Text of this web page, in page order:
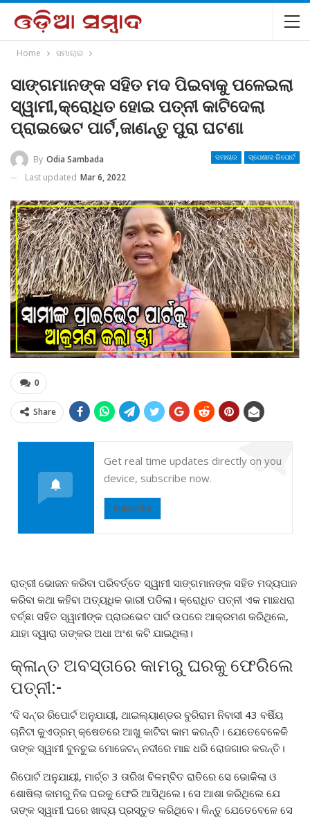
Home ସମାଚାର
ସାଙ୍ଗମାନଙ୍କ ସହିତ ମଦ ପିଇବାକୁ ପଳେଇଲା
ସ୍ୱାମୀ,କ୍ରୋଧିତ ହୋଇ ପତ୍ନୀ କାଟିଦେଲା
ପ୍ରାଇଭେଟ ପାର୍ଟ,ଜାଣନ୍ତୁ ପୁରା ଘଟଣା
ସମାଚାର ସ୍ପେଶାଲ ରିପୋର୍ଟ
By Odia Sambada
Last updated Mar 6, 2022
0
Share
Get real time updates directly on you
device, subscribe now.
Subscribe
ରାତ୍ରୀ ଭୋଜନ କରିବା ପରିବର୍ତ୍ତେ ସ୍ୱାମୀ ସାଙ୍ଗମାନଙ୍କ ସହିତ ମଦ୍ୟପାନ
କରିବା କଥା କହିବା ଅତ୍ୟଧିକ ଭାରୀ ପଡିଲା। କ୍ରୋଧିତ ପତ୍ନୀ ଏକ ମାଛଧରା
ବର୍ଚ୍ଛା ସହିତ ସ୍ୱାମୀଙ୍କ ପ୍ରାଇଭେଟ ପାର୍ଟ ଉପରେ ଆକ୍ରମଣ କରିଥିଲେ,
ଯାହା ଦ୍ୱାରା ତାଙ୍କର ଅଧା ଅଂଶ କଟି ଯାଇଥିଲା।
କ୍ଳାନ୍ତ ଅବସ୍ତାରେ କାମରୁ ଘରକୁ ଫେରିଲେ
ପତ୍ନୀ:-
‘ଦି ସନ୍’ର ରିପୋର୍ଟ ଅନୁଯାୟୀ, ଥାଇଲ୍ୟାଣ୍ଡର ବୁରିରାମ ନିବାସୀ 43 ବର୍ଷିୟ
ଚାନିଟା କୁଏଡ୍ରମ୍ କ୍ଷେତରେ ଆଖୁ କାଟିବା କାମ କରନ୍ତି। ଯେତେବେଳେକି
ତାଙ୍କ ସ୍ୱାମୀ ବୁନଚୁଇ ମୋଜେଟନ୍ ନଦୀରେ ମାଛ ଧରି ରୋଜଗାର କରନ୍ତି।
ରିପୋର୍ଟ ଅନୁଯାୟୀ, ମାର୍ଚ୍ଚ 3 ତାରିଖ ବିଳମ୍ବିତ ରାତିରେ ସେ ଭୋକିଲା ଓ
ଶୋଷିଲା କାମରୁ ନିଜ ଘରକୁ ଫେରି ଆସିଥିଲେ। ସେ ଆଶା କରିଥିଲେ ଯେ
ତାଙ୍କ ସ୍ୱାମୀ ଘରେ ଖାଦ୍ୟ ପ୍ରସ୍ତୁତ କରିଥିବେ। କିନ୍ତୁ ଯେତେବେଳେ ସେ